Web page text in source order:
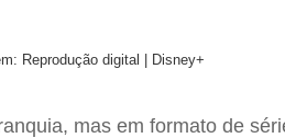
Reprodução digital | Disney+
mas em formato de